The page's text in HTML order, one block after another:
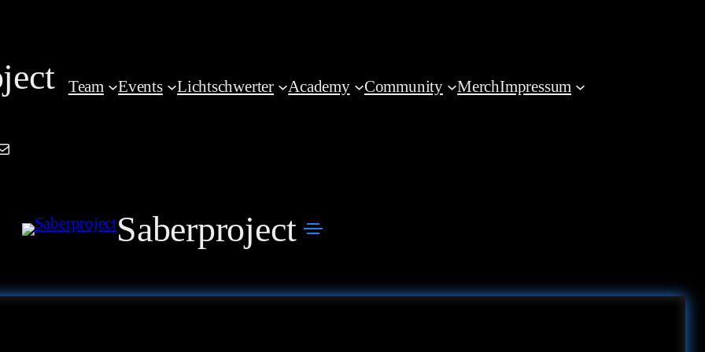
Team Events Lichtschwerter Academy Community MerchImpressum
Saberproject